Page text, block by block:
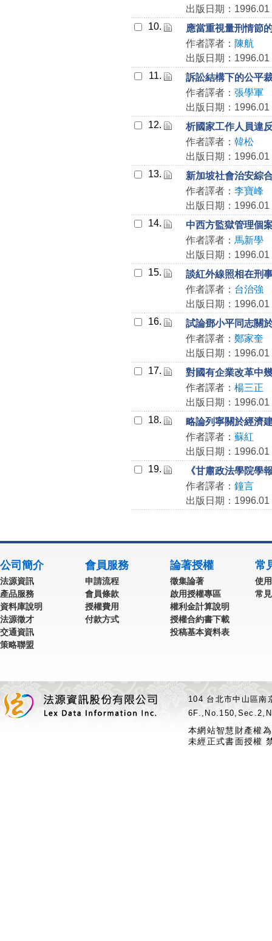
出版日期：1996.01
10.
應當重視量刑情節
作者譯者： 陳航
出版日期：1996.01
11.
訴訟結構下的公平
作者譯者： 張學軍
出版日期：1996.01
12.
析國家工作人員違
作者譯者： 韓松
出版日期：1996.01
13.
新加坡社會治安綜
作者譯者： 李寶峰
出版日期：1996.01
14.
中西方監獄管理個
作者譯者： 馬新學
出版日期：1996.01
15.
談紅外線照相在刑
作者譯者： 台治強
出版日期：1996.01
16.
試論鄧小平同志關
作者譯者： 鄭家奎
出版日期：1996.01
17.
對國有企業改革中
作者譯者： 楊三正
出版日期：1996.01
18.
略論列寧關於經濟
作者譯者： 蘇紅
出版日期：1996.01
19.
《甘肅政法學院學
作者譯者： 鐘言
出版日期：1996.01
公司簡介
法源資訊
產品服務
資料庫說明
法源徵才
交通資訊
策略聯盟
會員服務
申請流程
會員條款
授權費用
付款方式
論著授權
徵集論著
啟用授權專區
權利金計算說明
授權合約書下載
投稿基本資料表
常
使
常
104 台北市中山區
本網站智慧財產權
未經正式書面授權